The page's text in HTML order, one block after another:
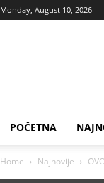
Monday, August 10, 2026
POČETNA
Home Najnovije